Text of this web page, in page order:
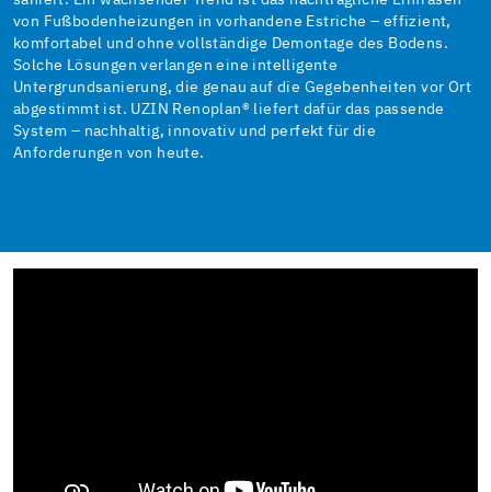
von Fußbodenheizungen in vorhandene Estriche – effizient,
komfortabel und ohne vollständige Demontage des Bodens.
Solche Lösungen verlangen eine intelligente
Untergrundsanierung, die genau auf die Gegebenheiten vor Ort
abgestimmt ist. UZIN Renoplan® liefert dafür das passende
System – nachhaltig, innovativ und perfekt für die
Anforderungen von heute.